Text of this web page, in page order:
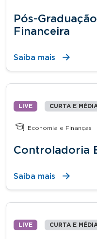
Pós-
Financeira
Saiba mais
LIVE CURTA E
Economia e Finanças
Controladoria
Saiba mais
LIVE CURTA E